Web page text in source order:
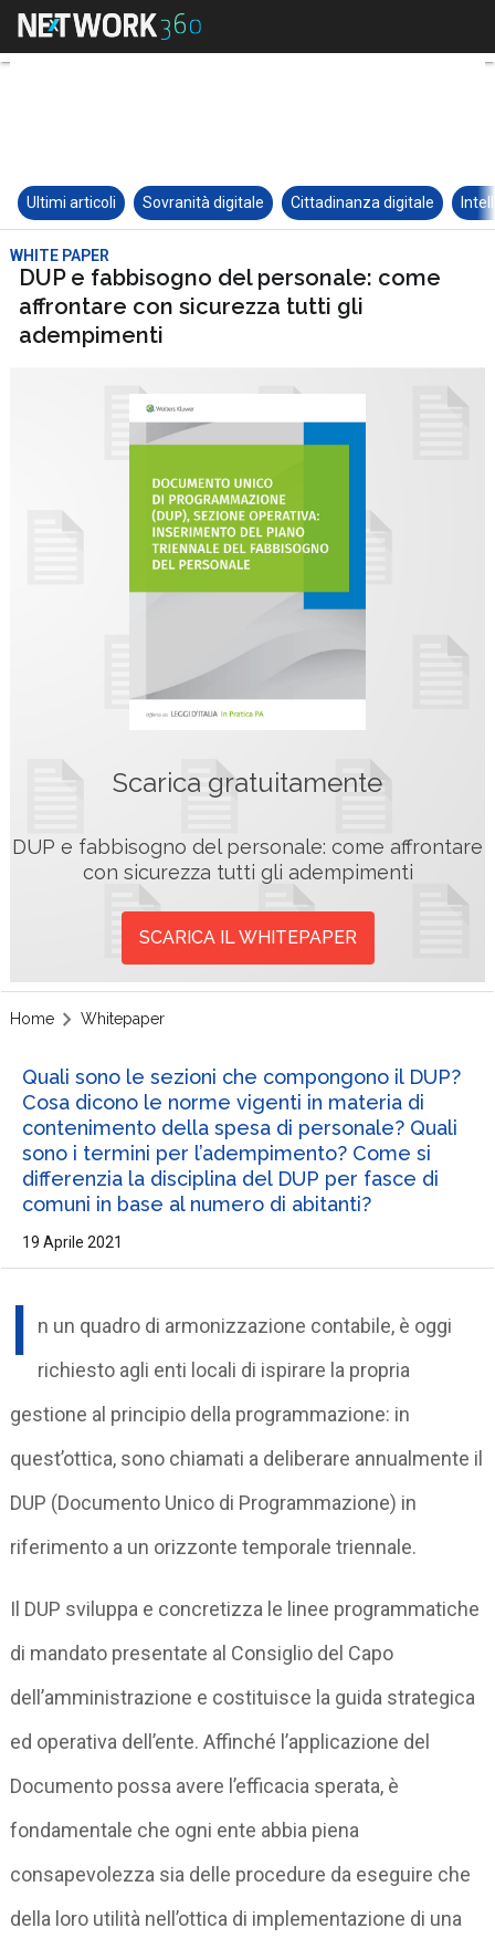
Ultimi articoli Sovranità digitale Cittadinanza digitale
WHITE PAPER
DUP e fabbisogno del personale: come
affrontare con sicurezza tutti gli
adempimenti
Scarica gratuitamente
DUP e fabbisogno del personale: come affrontare
con sicurezza tutti gli adempimenti
SCARICA IL WHITEPAPER
Home Whitepaper
Quali sono le sezioni che compongono il DUP?
Cosa dicono le norme vigenti in materia di
contenimento della spesa di personale? Quali
sono i termini per l’adempimento? Come si
differenzia la disciplina del DUP per fasce di
comuni in base al numero di abitanti?
19 Aprile 2021
I
n un quadro di armonizzazione contabile, è oggi
richiesto agli enti locali di ispirare la propria
gestione al principio della programmazione: in
quest’ottica, sono chiamati a deliberare annualmente il
DUP (Documento Unico di Programmazione) in
riferimento a un orizzonte temporale triennale.
Il DUP sviluppa e concretizza le linee programmatiche
di mandato presentate al Consiglio del Capo
dell’amministrazione e costituisce la guida strategica
ed operativa dell’ente. Affinché l’applicazione del
Documento possa avere l’efficacia sperata, è
fondamentale che ogni ente abbia piena
consapevolezza sia delle procedure da eseguire che
della loro utilità nell’ottica di implementazione di una